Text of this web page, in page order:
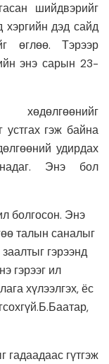
шийдвэрийг
хэргийн дэд сайд
өглөө. Тэрээр
энэ сарын 23-
гэж байна
удирдах
Энэ бол
болгосон. Энэ
талын саналыг
гэрээнд
гэрээг ил
хүлээлгэх, ёс
гадаадаас гүтгэж